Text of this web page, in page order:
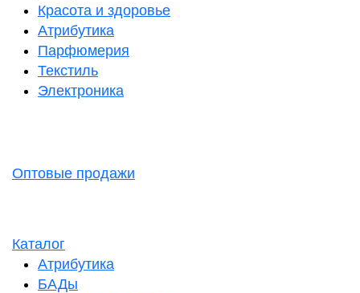
Красота и здоровье
Атрибутика
Парфюмерия
Текстиль
Электроника
Оптовые продажи
Каталог
Атрибутика
БАДы